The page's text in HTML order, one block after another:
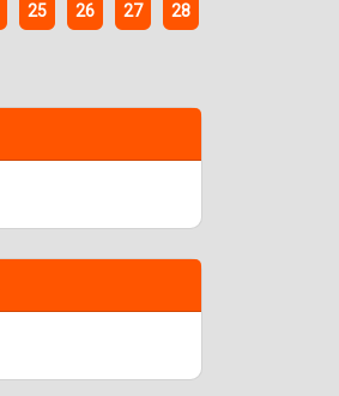
25 26 27 28